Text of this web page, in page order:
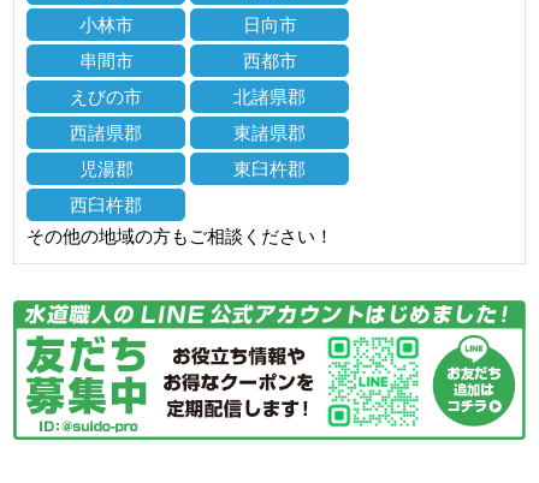
小林市
日向市
串間市
西都市
えびの市
北諸県郡
西諸県郡
東諸県郡
児湯郡
東臼杵郡
西臼杵郡
その他の地域の方もご相談ください！